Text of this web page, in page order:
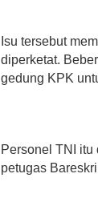
Isu tersebut
diperketat. B
gedung KPK
Personel TNI
petugas